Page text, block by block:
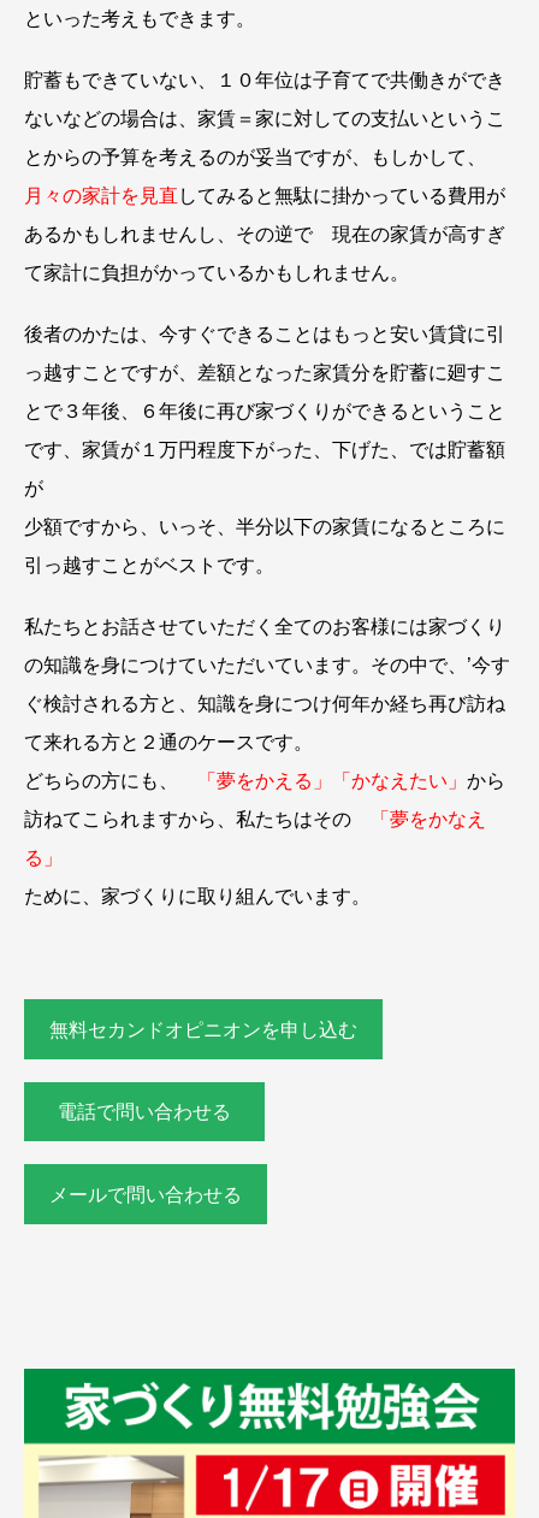
といった考えもできます。
貯蓄もできていない、１０年位は子育てで共働きができ
ないなどの場合は、家賃＝家に対しての支払いというこ
とからの予算を考えるのが妥当ですが、もしかして、
月々の家計を見直 してみると無駄に掛かっている費用が
あるかもしれませんし、その逆で 現在の家賃が高すぎ
て家計に負担がかっているかもしれません。
後者のかたは、今すぐできることはもっと安い賃貸に引
っ越すことですが、差額となった家賃分を貯蓄に廻すこ
とで３年後、６年後に再び家づくりができるということ
です、家賃が１万円程度下がった、下げた、では貯蓄額
が
少額ですから、いっそ、半分以下の家賃になるところに
引っ越すことがベストです。
私たちとお話させていただく全てのお客様には家づくり
の知識を身につけていただいています。その中で、’今す
ぐ検討される方と、知識を身につけ何年か経ち再び訪ね
て来れる方と２通のケースです。
どちらの方にも、
「夢をかえる」「かなえたい」 から
訪ねてこられますから、私たちはその
「夢をかなえ
る」
ために、家づくりに取り組んでいます。
無料セカンドオピニオンを申し込む
電話で問い合わせる
メールで問い合わせる